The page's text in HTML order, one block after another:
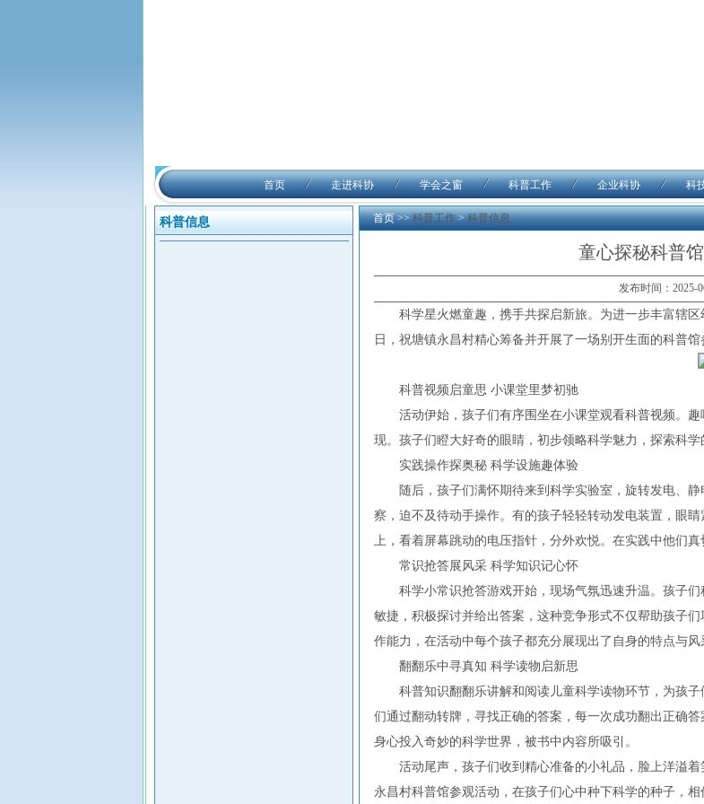
首页 走进科协 学会之窗 科普工作 企业科协 科
科普信息 首页>>科普工作>科普信息
童心探秘科普
发布时间：2025-
科学星火燃童趣，携手共探启新旅。为进一步丰富辖
日，祝塘镇永昌村精心筹备并开展了一场别开生面的科普馆
科普视频启童思 小课堂里梦初驰
活动伊始，孩子们有序围坐在小课堂观看科普视频。
现。孩子们瞪大好奇的眼睛，初步领略科学魅力，探索科学
实践操作探奥秘 科学设施趣体验
随后，孩子们满怀期待来到科学实验室，旋转发电、
察，迫不及待动手操作。有的孩子轻轻转动发电装置，眼
上，看着屏幕跳动的电压指针，分外欢悦。在实践中他们真
常识抢答展风采 科学知识记心怀
科学小常识抢答游戏开始，现场气氛迅速升温。孩子
敏捷，积极探讨并给出答案，这种竞争形式不仅帮助孩子
作能力，在活动中每个孩子都充分展现出了自身的特点与风
翻翻乐中寻真知 科学读物启新思
科普知识翻翻乐讲解和阅读儿童科学读物环节，为孩
们通过翻动转牌，寻找正确的答案，每一次成功翻出正确
身心投入奇妙的科学世界，被书中内容所吸引。
活动尾声，孩子们收到精心准备的小礼品，脸上洋溢
永昌村科普馆参观活动，在孩子们心中种下科学的种子，